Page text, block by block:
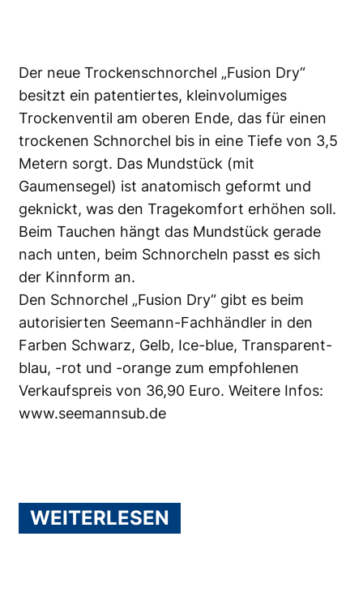
Der neue Trockenschnorchel „Fusion Dry“
besitzt ein patentiertes, kleinvolumiges
Trockenventil am oberen Ende, das für einen
trockenen Schnorchel bis in eine Tiefe von 3,5
Metern sorgt. Das Mundstück (mit
Gaumensegel) ist anatomisch geformt und
geknickt, was den Tragekomfort erhöhen soll.
Beim Tauchen hängt das Mundstück gerade
nach unten, beim Schnorcheln passt es sich
der Kinnform an.
Den Schnorchel „Fusion Dry“ gibt es beim
autorisierten Seemann-Fachhändler in den
Farben Schwarz, Gelb, Ice-blue, Transparent-
blau, -rot und -orange zum empfohlenen
Verkaufspreis von 36,90 Euro. Weitere Infos:
www.seemannsub.de
WEITERLESEN